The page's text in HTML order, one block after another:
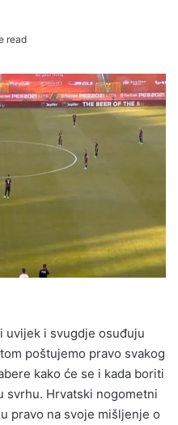
read
uvijek i svugdje osuđuju
poštujemo pravo svakog
kako će se i kada boriti
svrhu. Hrvatski nogometni
pravo na svoje mišljenje o